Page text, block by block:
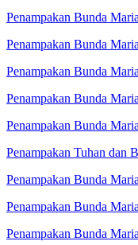
Penampakan Bunda
Penampakan Bunda
Penampakan Bunda
Penampakan Bunda
Penampakan Bunda
Penampakan Tuhan dan
Penampakan Bunda
Penampakan Bunda
Penampakan Bunda